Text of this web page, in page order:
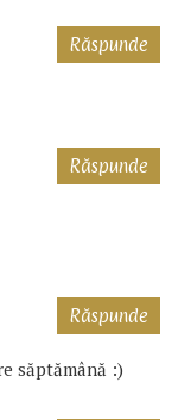
Răspunde
Răspunde
săptămână :)
Răspunde